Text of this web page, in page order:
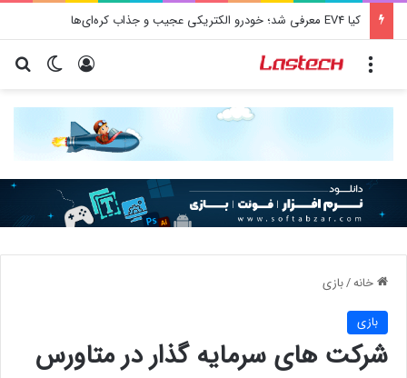
کیا EV4 معرفی شد؛ خودرو الکتریکی عجیب و جذاب کره‌ای‌ها
تغییر ورود
خانه/بازی
بازی
شرکت های سرمایه گذار در متاورس